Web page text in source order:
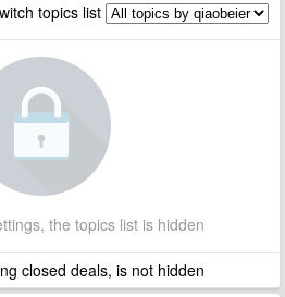
topics list
the topics list is hidden
closed deals, is not hidden